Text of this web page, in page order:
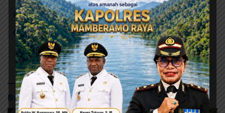
# 16 Besar
# Piala Dunia 2026
# Prancis Vs Paraguay
1-0
Baca Juga